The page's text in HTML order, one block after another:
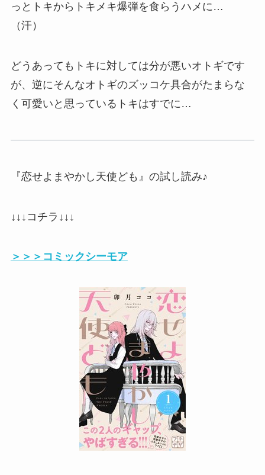
っとトキからトキメキ爆弾を食らうハメに…
（汗）
どうあってもトキに対しては分が悪いオトギです
が、逆にそんなオトギのズッコケ具合がたまらな
く可愛いと思っているトキはすでに…
『恋せよまやかし天使ども』の試し読み♪
↓↓↓コチラ↓↓↓
＞＞＞コミックシーモア